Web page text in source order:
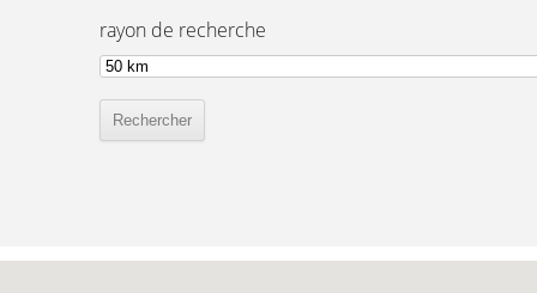
rayon de recherche